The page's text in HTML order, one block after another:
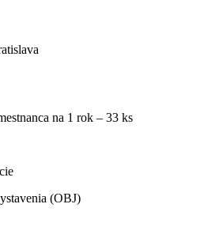
na 1 rok – 33 ks
(OBJ)